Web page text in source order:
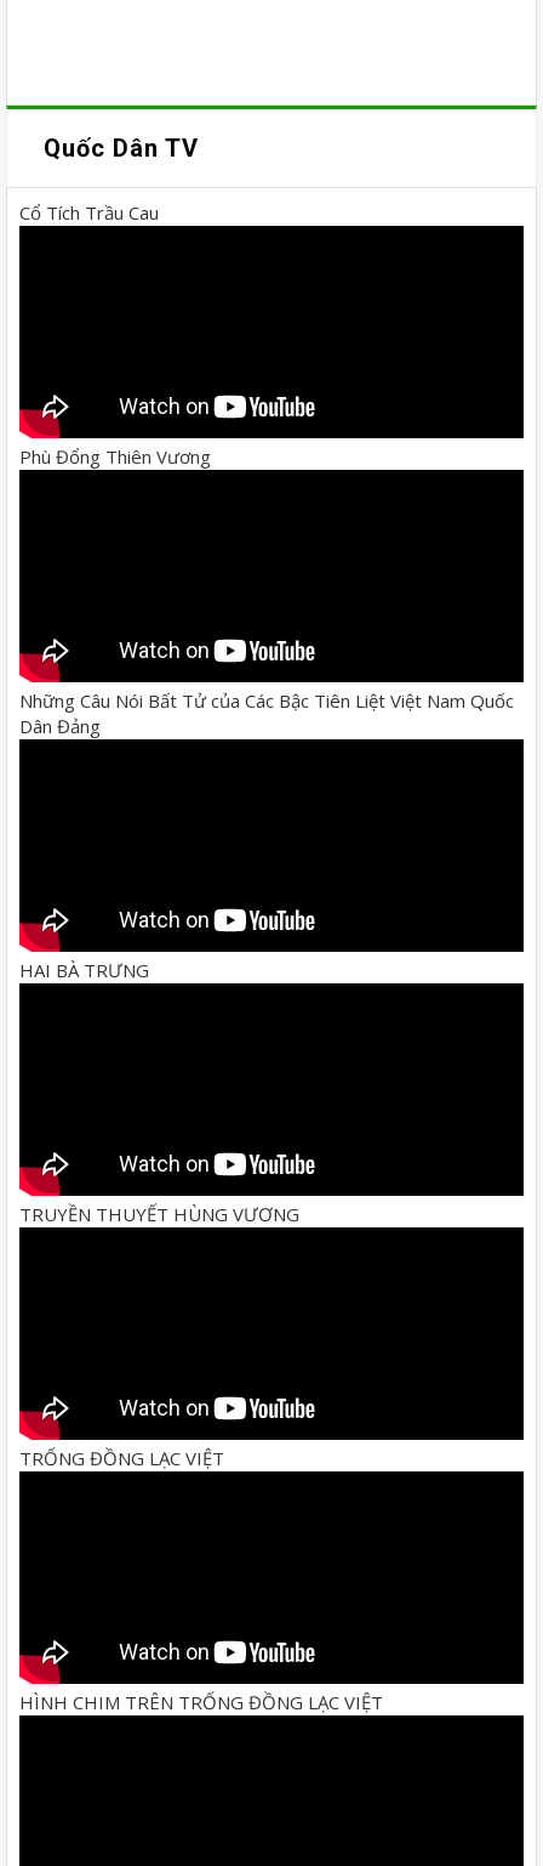
Quốc Dân TV
Cổ Tích Trầu Cau
Phù Đổng Thiên Vương
Những Câu Nói Bất Tử của Các Bậc Tiên Liệt Việt Nam Quốc
Dân Đảng
HAI BÀ TRƯNG
TRUYỀN THUYẾT HÙNG VƯƠNG
TRỐNG ĐỒNG LẠC VIỆT
HÌNH CHIM TRÊN TRỐNG ĐỒNG LẠC VIỆT